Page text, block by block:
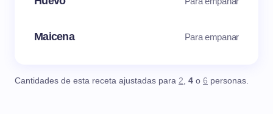
Maicena Para empanar
Cantidades de esta receta ajustadas para 2, 4 o 6 personas.